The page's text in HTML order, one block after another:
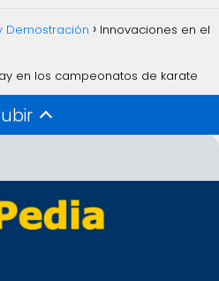
Demostración Innovaciones en el
en los campeonatos de karate